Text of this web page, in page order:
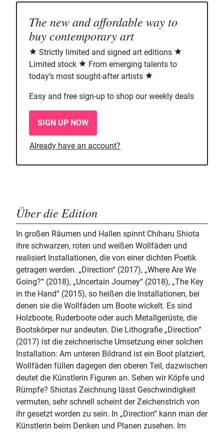
The new and affordable way to
buy contemporary art
Strictly limited and signed art editions
Limited stock
From emerging talents to
today’s most sought-after artists
Easy and free sign-up to shop our weekly deals
SIGN UP NOW
Already have an account?
Über die Edition
In großen Räumen und Hallen spinnt Chiharu Shiota
ihre schwarzen, roten und weißen Wollfäden und
realisiert Installationen, die von einer dichten Poetik
getragen werden. „Direction“ (2017), „Where Are We
Going?“ (2018), „Uncertain Journey“ (2018), „The Key
in the Hand“ (2015), so heißen die Installationen, bei
denen sie die Wollfäden um Boote wickelt. Es sind
Holzboote, Ruderboote oder auch Metallgerüste, die
Bootskörper nur andeuten. Die Lithografie „Direction“
(2017) ist die zeichnerische Umsetzung einer solchen
Installation: Am unteren Bildrand ist ein Boot platziert,
Wollfäden füllen dagegen den oberen Teil, dazwischen
deutet die Künstlerin Figuren an. Sehen wir Köpfe und
Rümpfe? Shiotas Zeichnung lässt Geschwindigkeit
vermuten, sehr schnell scheint der Zeichenstrich von
ihr gesetzt worden zu sein. In „Direction“ kann man der
Künstlerin beim Denken und Planen zusehen. Im